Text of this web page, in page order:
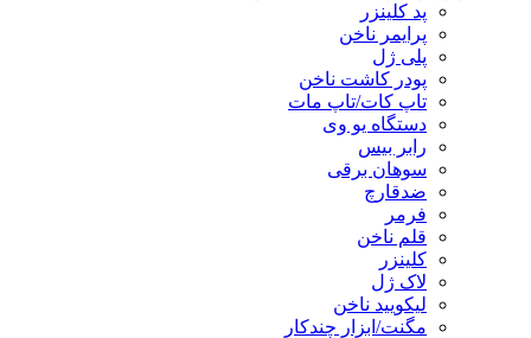
پد کلینزر
پرایمر ناخن
پلی ژل
پودر کاشت ناخن
تاپ کات/تاپ مات
دستگاه یو وی
رابر بیس
سوهان برقی
ضدقارچ
فرمر
قلم ناخن
کلینزر
لاک ژل
لیکوييد ناخن
مگنت/ابزار چندکار